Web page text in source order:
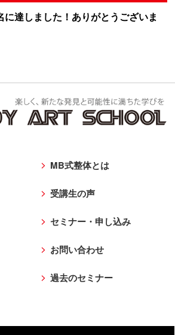
に達しました！ありがとうございま
MB式整体とは
受講生の声
セミナー・申し込み
お問い合わせ
過去のセミナー